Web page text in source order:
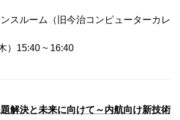
スルーム（旧今治コンピューターカレ
）15:40 ~ 16:40
解決と未来に向けて～内航向け新技術